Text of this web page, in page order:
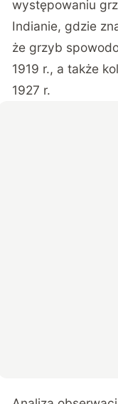
występowaniu
Indianie, gdzie
że grzyb
1919 r., a także
1927 r.